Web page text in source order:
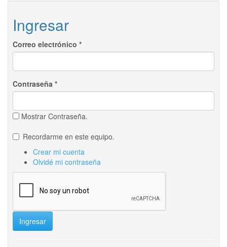
Ingresar
Correo electrónico *
Contraseña *
Mostrar Contraseña.
Recordarme en este equipo.
Crear mi cuenta
Olvidé mi contraseña
Ingresar